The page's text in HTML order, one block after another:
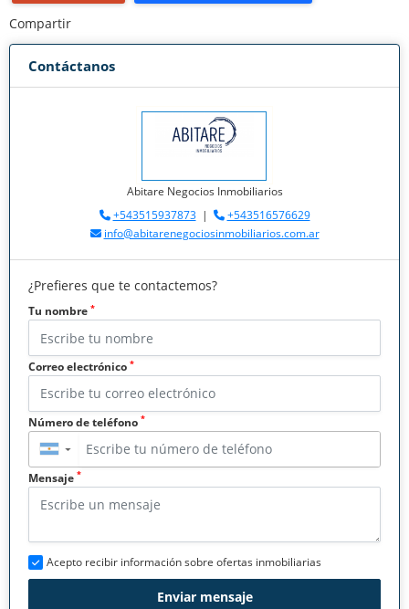
Compartir
Contáctanos
Abitare Negocios Inmobiliarios
+543515937873|
+543516576629
info@abitarenegociosinmobiliarios.com.ar
¿Prefieres que te contactemos?
Tu nombre *
Correo electrónico *
Número de teléfono *
▼
Mensaje *
Acepto recibir información sobre ofertas inmobiliarias
Enviar mensaje